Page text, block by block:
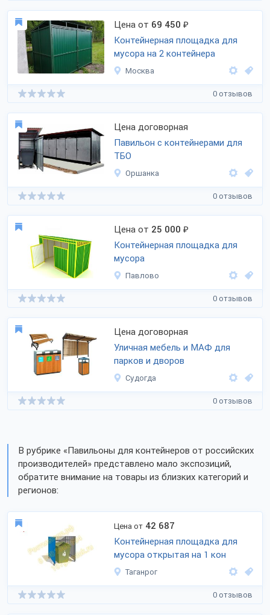
Цена от 69 450 ₽
Контейнерная площадка для
мусора на 2 контейнера
Москва
0 отзывов
Цена договорная
Павильон с контейнерами для
ТБО
Оршанка
0 отзывов
Цена от 25 000 ₽
Контейнерная площадка для
мусора
Павлово
0 отзывов
Цена договорная
Уличная мебель и МАФ для
парков и дворов
Судогда
0 отзывов
В рубрике «Павильоны для контейнеров от российских
производителей» представлено мало экспозиций,
обратите внимание на товары из близких категорий и
регионов:
Цена от 42 687
Контейнерная площадка для
мусора открытая на 1 кон
Таганрог
0 отзывов